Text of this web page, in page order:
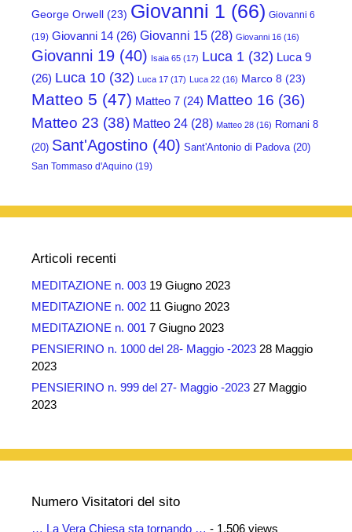
George Orwell (23) Giovanni 1 (66) Giovanni 6
(19) Giovanni 14 (26) Giovanni 15 (28) Giovanni 16 (16)
Giovanni 19 (40) Isaia 65 (17) Luca 1 (32) Luca 9
(26) Luca 10 (32) Luca 17 (17) Luca 22 (16) Marco 8 (23)
Matteo 5 (47) Matteo 7 (24) Matteo 16 (36)
Matteo 23 (38) Matteo 24 (28) Matteo 28 (16) Romani 8
(20) Sant'Agostino (40) Sant'Antonio di Padova(20)
San Tommaso d'Aquino (19)
Articoli recenti
MEDITAZIONE n. 003 19 Giugno 2023
MEDITAZIONE n. 002 11 Giugno 2023
MEDITAZIONE n. 001 7 Giugno 2023
PENSIERINO n. 1000 del 28- Maggio -2023 28 Maggio
2023
PENSIERINO n. 999 del 27- Maggio -2023 27 Maggio
2023
Numero Visitatori del sito
… La Vera Chiesa sta tornando … - 1.506 views